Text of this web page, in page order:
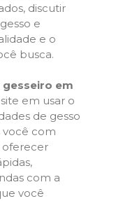
discutir
e
e o
busca.
gesseiro em
em usar o
de gesso
você com
oferecer
com a
você